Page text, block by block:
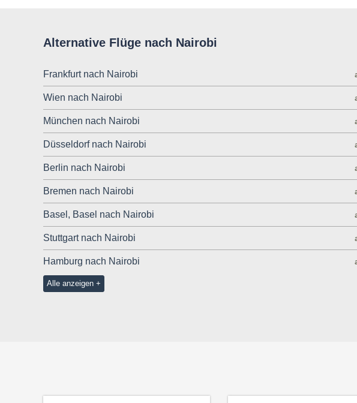
Alternative Flüge nach Nairobi
Frankfurt nach Nairobi
Wien nach Nairobi
München nach Nairobi
Düsseldorf nach Nairobi
Berlin nach Nairobi
Bremen nach Nairobi
Basel, Basel nach Nairobi
Stuttgart nach Nairobi
Hamburg nach Nairobi
Alle anzeigen